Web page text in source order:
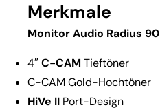
Merkmale
Monitor Audio Radius 90
4″C-CAM Tieftöner
C-CAM Gold-Hochtöner
HiVe II Port-Design